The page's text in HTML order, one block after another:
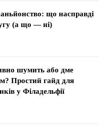
що насправді
(а що — ні)
шумить або дме
Простий гайд для
у Філадельфії